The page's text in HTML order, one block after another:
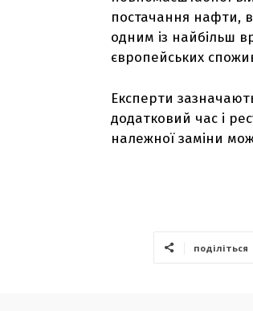
постачання нафти,
одним із найбільш
європейських
Експерти
додатковий час і
належної заміни
поділіться